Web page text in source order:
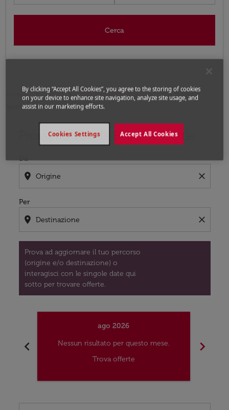
Cerca
Home Voli Voli per Stati Uniti
Voli Beirut -
Seattle
Prossimo voli da Beirut a Seattle
Da
location_on close
Per
location_on close
Prova ad aggiornare il tuo percorso
(origine e/o destinazione) o
interagisci con le singole date qui
sotto per trovare offerte.
Prova ad aggiornare il tuo percorso (origine e/o
chevron_left
ago 2026
Nessun risultato per questo mese.
Trova offerte
chevron_right
By clicking “Accept All Cookies”, you agree to the storing of cookies
on your device to enhance site navigation, analyze site usage, and
assist in our marketing efforts.
Accept All Cookies
Cookies Settings